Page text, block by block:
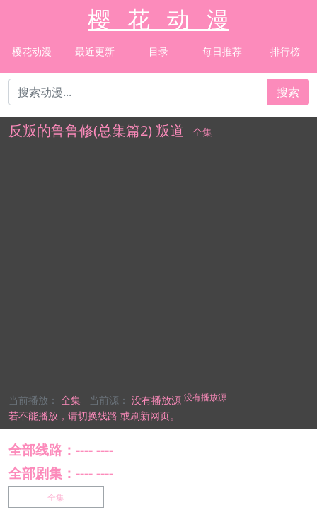
樱 花 动 漫
樱花动漫 最近更新 目录 每日推荐 排行榜
搜索
反叛的鲁鲁修(总集篇2) 叛道 全集
当前播放： 全集 当前源： 没有播放源 没有播放源
若不能播放， 请切换线路 或刷新网页。
全部线路：---- ----
全部剧集：---- ----
全集